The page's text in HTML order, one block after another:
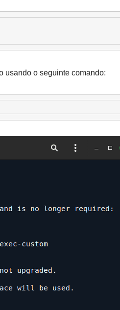
usando o seguinte comando: